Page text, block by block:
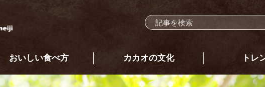
おいしい食べ方 カカオの文化 トレ